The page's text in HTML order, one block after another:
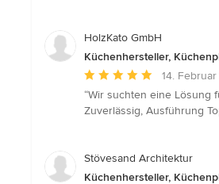
Sternen
HolzKato GmbH
Küchenhersteller,
Durchschnittliche
Bewertung:
5
Sternen
14.
“Wir suchten eine Lösung
Zuverlässig, Ausführung
Stövesand Architektur
Küchenhersteller,